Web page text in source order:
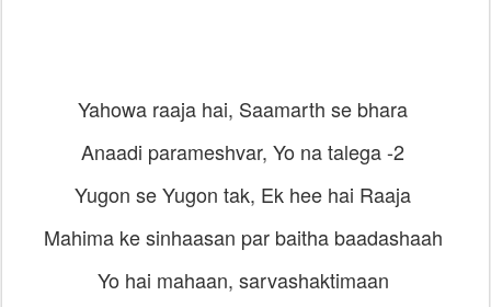
Yahowa raaja hai, Saamarth se bhara
Anaadi parameshvar, Yo na talega -2
Yugon se Yugon tak, Ek hee hai Raaja
Mahima ke sinhaasan par baitha baadashaah
Yo hai mahaan, sarvashaktimaan